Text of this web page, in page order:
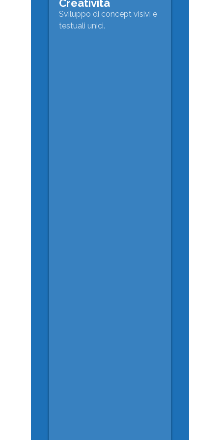
Creatività
Sviluppo di concept visivi e
testuali unici.